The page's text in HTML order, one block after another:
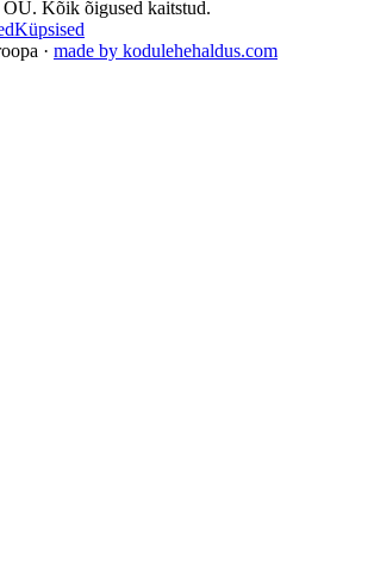
OÜ. Kõik õigused kaitstud.
Küpsised
· made by kodulehehaldus.com